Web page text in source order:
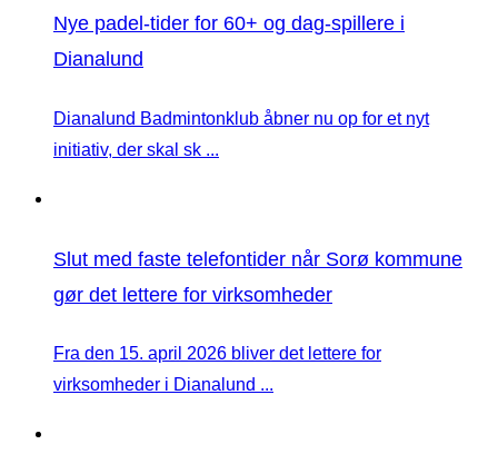
Nye padel-tider for 60+ og dag-spillere i
Dianalund
Dianalund Badmintonklub åbner nu op for et nyt
initiativ, der skal sk ...
Slut med faste telefontider når Sorø kommune
gør det lettere for virksomheder
Fra den 15. april 2026 bliver det lettere for
virksomheder i Dianalund ...